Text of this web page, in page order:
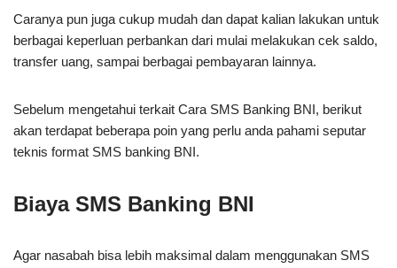
Caranya pun juga cukup mudah dan dapat kalian lakukan untuk
berbagai keperluan perbankan dari mulai melakukan cek saldo,
transfer uang, sampai berbagai pembayaran lainnya.
Sebelum mengetahui terkait Cara SMS Banking BNI, berikut
akan terdapat beberapa poin yang perlu anda pahami seputar
teknis format SMS banking BNI.
Biaya SMS Banking BNI
Agar nasabah bisa lebih maksimal dalam menggunakan SMS